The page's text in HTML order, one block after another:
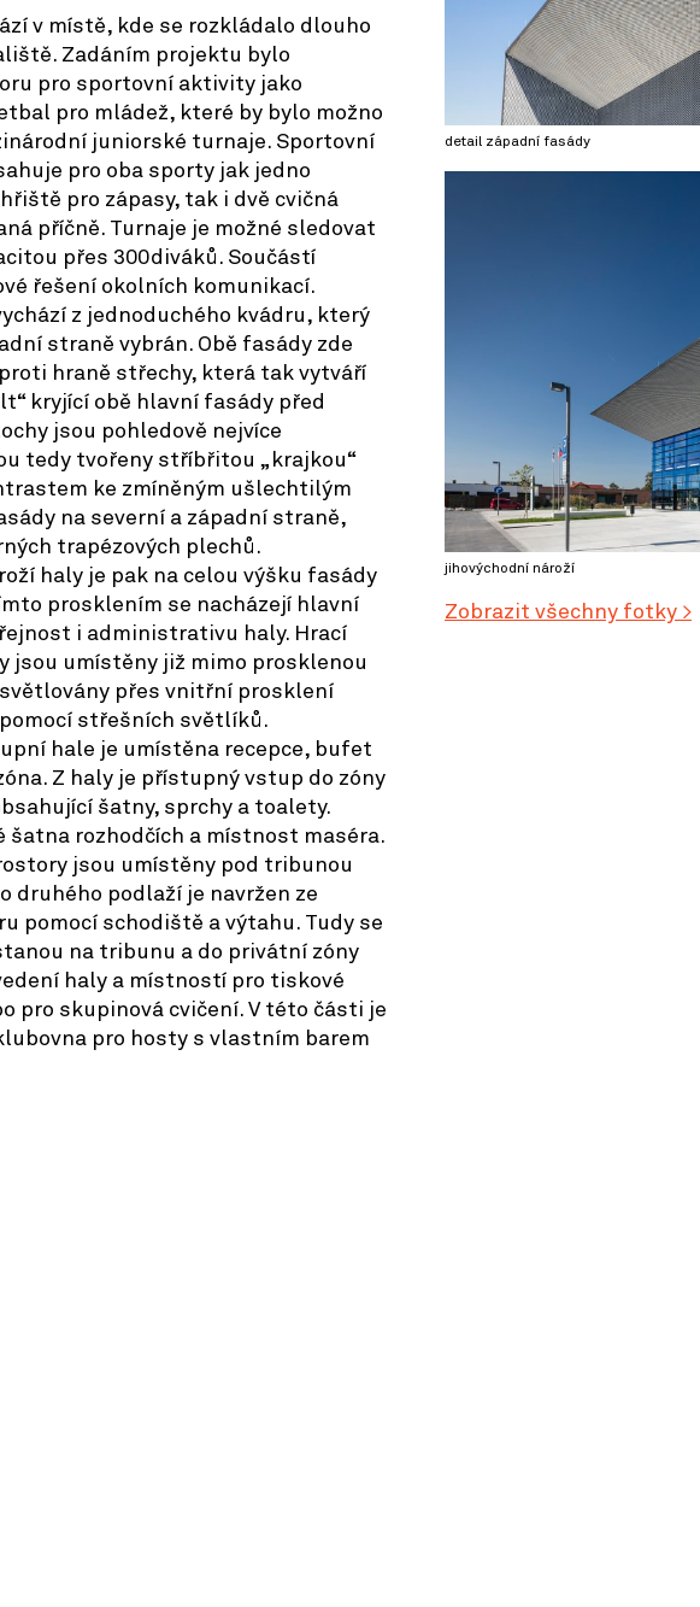
v místě, kde se rozkládalo dlouho
Zadáním projektu bylo
pro sportovní aktivity jako
pro mládež, které by bylo možno
juniorské turnaje. Sportovní
pro oba sporty jak jedno
pro zápasy, tak i dvě cvičná
příčně. Turnaje je možné sledovat
přes 300diváků. Součástí
řešení okolních komunikací.
z jednoduchého kvádru, který
straně vybrán. Obě fasády zde
hraně střechy, která tak vytváří
kryjící obě hlavní fasády před
jsou pohledově nejvíce
tedy tvořeny stříbřitou „krajkou“
ke zmíněným ušlechtilým
na severní a západní straně,
trapézových plechů.
haly je pak na celou výšku fasády
prosklením se nacházejí hlavní
i administrativu haly. Hrací
jsou umístěny již mimo prosklenou
přes vnitřní prosklení
střešních světlíků.
hale je umístěna recepce, bufet
Z haly je přístupný vstup do zóny
šatny, sprchy a toalety.
šatna rozhodčích a místnost maséra.
jsou umístěny pod tribunou
druhého podlaží je navržen ze
pomocí schodiště a výtahu. Tudy se
na tribunu a do privátní zóny
haly a místností pro tiskové
pro skupinová cvičení. V této části je
pro hosty s vlastním barem
detail západní fasády
jihovýchodní nároží
Zobrazit všechny fotky >